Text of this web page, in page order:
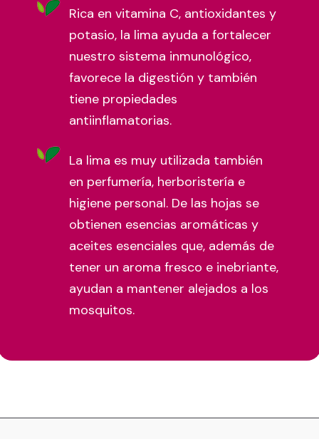
Rica en vitamina C, antioxidantes y
potasio, la lima ayuda a fortalecer
nuestro sistema inmunológico,
favorece la digestión y también
tiene propiedades
antiinflamatorias.
La lima es muy utilizada también
en perfumería, herboristería e
higiene personal. De las hojas se
obtienen esencias aromáticas y
aceites esenciales que, además de
tener un aroma fresco e inebriante,
ayudan a mantener alejados a los
mosquitos.